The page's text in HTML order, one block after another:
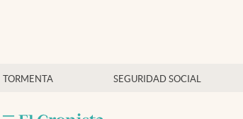
TORMENTA SEGURIDAD SOCIAL
Economía y finanzas